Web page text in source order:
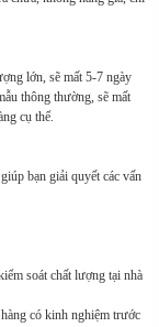
lớn, sẽ mất 5-7 ngày
thông thường, sẽ mất
cụ thể.
bạn giải quyết các vấn
soát chất lượng tại nhà
có kinh nghiệm trước